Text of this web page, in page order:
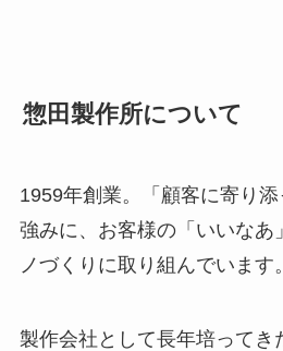
惣田製作所について
1959年創業。「顧客に寄り
強みに、お客様の「いいなあ
ノづくりに取り組んでいます。
製作会社として長年培ってき